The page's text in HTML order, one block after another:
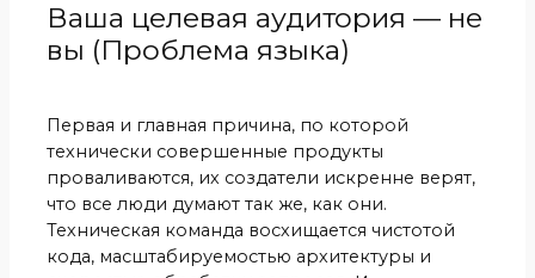
Ваша целевая аудитория — не
вы (Проблема языка)
Первая и главная причина, по которой
технически совершенные продукты
проваливаются, их создатели искренне верят,
что все люди думают так же, как они.
Техническая команда восхищается чистотой
кода, масштабируемостью архитектуры и